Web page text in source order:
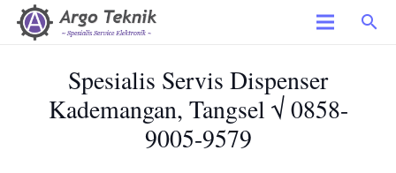
search
Spesialis Servis Dispenser
Kademangan, Tangsel √ 0858-
9005-9579